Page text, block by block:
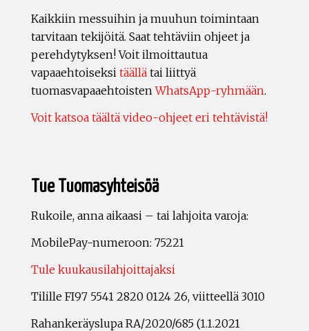
Kaikkiin messuihin ja muuhun toimintaan
tarvitaan tekijöitä. Saat tehtäviin ohjeet ja
perehdytyksen! Voit ilmoittautua
vapaaehtoiseksi täällä tai liittyä
tuomasvapaaehtoistenWhatsApp-ryhmään.
Voit katsoa täältä video-ohjeet eri tehtävistä!
Tue Tuomasyhteisöä
Rukoile, anna aikaasi – tai lahjoita varoja:
MobilePay-numeroon: 75221
Tule kuukausilahjoittajaksi
Tilille FI97 5541 2820 0124 26, viitteellä 3010
Rahankeräyslupa RA/2020/685 (1.1.2021